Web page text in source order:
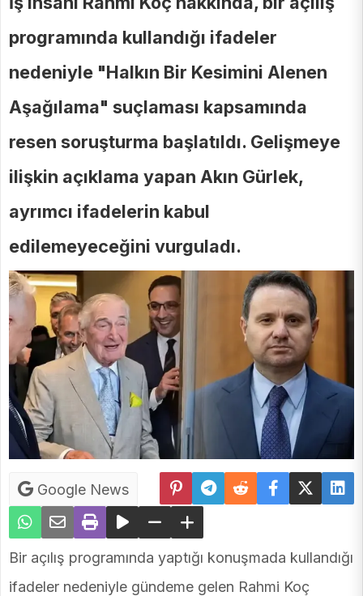
programında kullandığı ifadeler
nedeniyle "Halkın Bir Kesimini Alenen
Aşağılama" suçlaması kapsamında
resen soruşturma başlatıldı. Gelişmeye
ilişkin açıklama yapan Akın Gürlek,
ayrımcı ifadelerin kabul
edilemeyeceğini vurguladı.
Google News
Bir açılış programında yaptığı konuşmada kullandığı
ifadeler nedeniyle gündeme gelen Rahmi Koç